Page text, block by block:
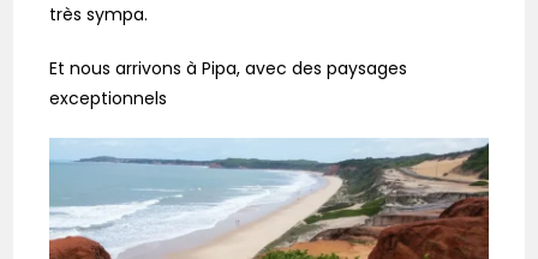
très sympa.
Et nous arrivons à Pipa, avec des paysages
exceptionnels